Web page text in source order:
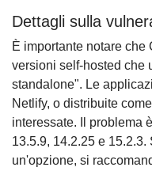
Dettagli sulla
È importante notare
versioni self-hosted che
standalone". Le
Netlify, o distribuite
interessate. Il problema
13.5.9, 14.2.25 e
un'opzione, si